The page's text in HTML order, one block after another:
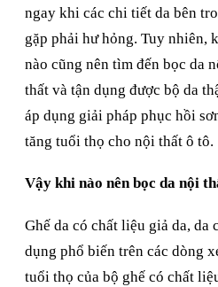
ngay khi các chi tiết da bên
gặp phải hư hỏng. Tuy nhiên,
nào cũng nên tìm đến bọc da
thất và tận dụng được bộ da
áp dụng giải pháp phục hồi
tăng tuổi thọ cho nội thất ô tô.
Vậy khi nào nên bọc da nội
Ghế da có chất liệu giả da,
dụng phổ biến trên các dòng
tuổi thọ của bộ ghế có chất